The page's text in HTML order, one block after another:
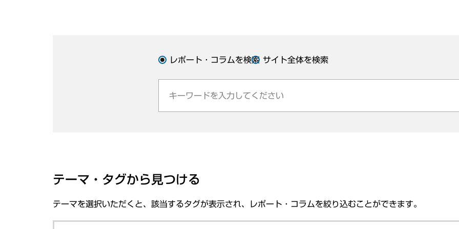
レポート・コラムを検索 サイト全体を検索
テーマ・タグから見つける
テーマを選択いただくと、該当するタグが表示され、レポート・コラムを絞り込むことができます。